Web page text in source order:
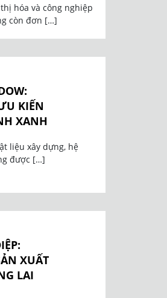
hóa và công nghiệp
còn đơn […]
KIẾN
XANH
liệu xây dựng, hệ
được […]
XUẤT
LAI